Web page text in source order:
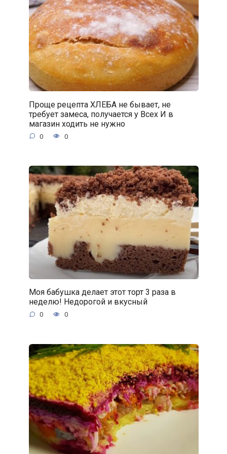
Проще рецепта ХЛЕБА не бывает, не
требует замеса, получается у Всех И в
магазин ходить не нужно
0 0
Моя бабушка делает этот торт 3 раза в
неделю! Недорогой и вкусный
0 0